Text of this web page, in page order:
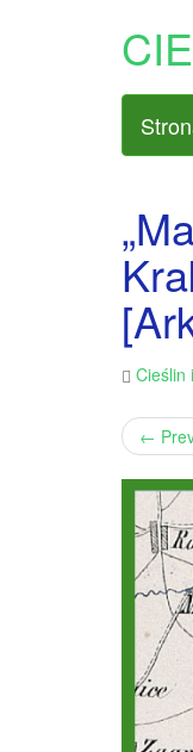
Cieślin
←